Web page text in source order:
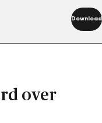
Download
over